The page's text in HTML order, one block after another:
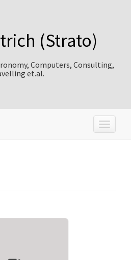
(Strato)
Computers, Consulting,
et.al.
T
o